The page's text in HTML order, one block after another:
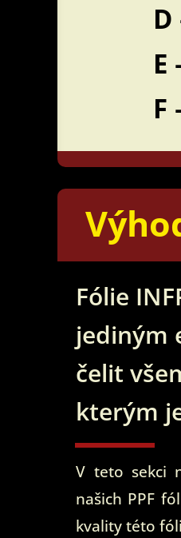
D
E
F
Fólie
jediným
čelit
kterým
V teto sekci
našich PPF
kvality této